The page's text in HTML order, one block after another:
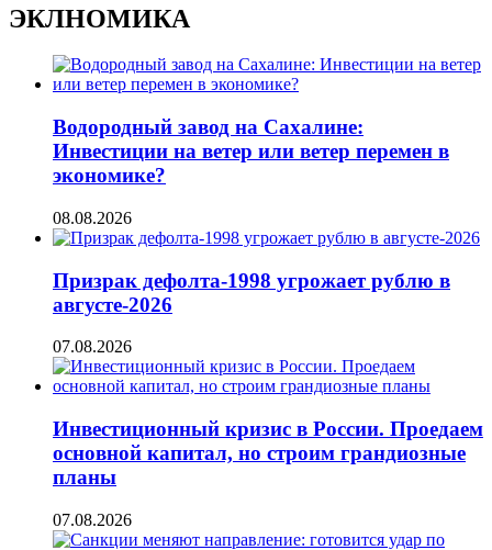
ЭКЛНОМИКА
Водородный завод на Сахалине:
Инвестиции на ветер или ветер перемен в
экономике?
08.08.2026
Призрак дефолта-1998 угрожает рублю в
августе-2026
07.08.2026
Инвестиционный кризис в России. Проедаем
основной капитал, но строим грандиозные
планы
07.08.2026